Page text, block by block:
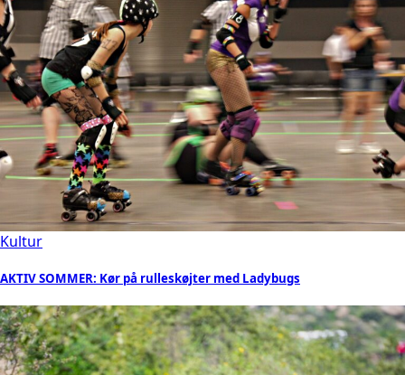
Kultur
AKTIV SOMMER: Kør på rulleskøjter med Ladybugs